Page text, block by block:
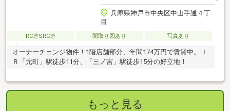
兵庫県神戸市中央区中山手通４丁
目
RC造SRC造 間取り図あり 写真あり
オーナーチェンジ物件！1階店舗部分、年間174万円で賃貸中。Ｊ
Ｒ「元町」駅徒歩11分、「三ノ宮」駅徒歩15分の好立地！
もっと見る